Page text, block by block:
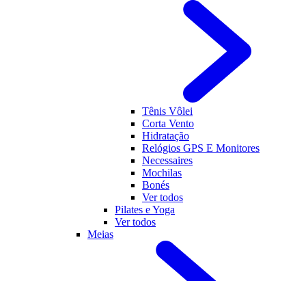
Tênis Vôlei
Corta Vento
Hidratação
Relógios GPS E Monitores
Necessaires
Mochilas
Bonés
Ver todos
Pilates e Yoga
Ver todos
Meias